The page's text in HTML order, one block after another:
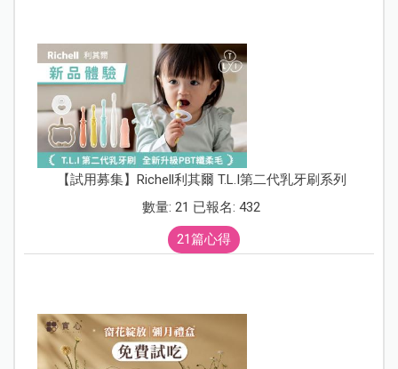
【試用募集】Richell利其爾 T.L.I第二代乳牙刷系列
數量: 21 已報名: 432
21篇心得